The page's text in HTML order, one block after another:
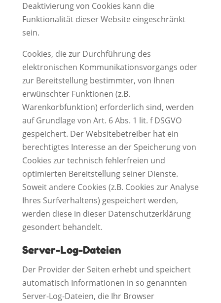
Deaktivierung von Cookies kann die
Funktionalität dieser Website eingeschränkt
sein.
Cookies, die zur Durchführung des
elektronischen Kommunikationsvorgangs oder
zur Bereitstellung bestimmter, von Ihnen
erwünschter Funktionen (z.B.
Warenkorbfunktion) erforderlich sind, werden
auf Grundlage von Art. 6 Abs. 1 lit. f DSGVO
gespeichert. Der Websitebetreiber hat ein
berechtigtes Interesse an der Speicherung von
Cookies zur technisch fehlerfreien und
optimierten Bereitstellung seiner Dienste.
Soweit andere Cookies (z.B. Cookies zur Analyse
Ihres Surfverhaltens) gespeichert werden,
werden diese in dieser Datenschutzerklärung
gesondert behandelt.
Server-Log-Dateien
Der Provider der Seiten erhebt und speichert
automatisch Informationen in so genannten
Server-Log-Dateien, die Ihr Browser